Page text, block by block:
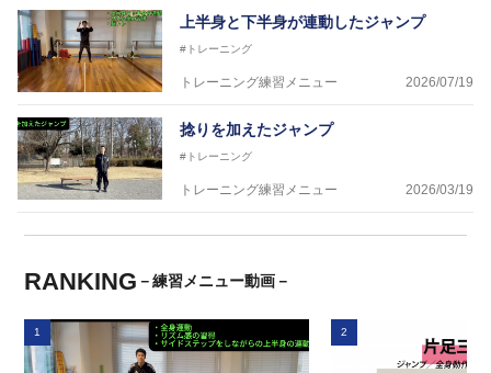
上半身と下半身が連動したジャンプ
#トレーニング
トレーニング練習メニュー 2026/07/19
捻りを加えたジャンプ
#トレーニング
トレーニング練習メニュー 2026/03/19
RANKING －練習メニュー動画－
1 2